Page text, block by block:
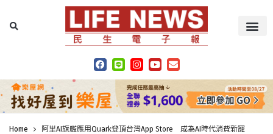
Home 阿里AI旗艦應用Quark登頂台灣App Store 成為AI時代消費新寵